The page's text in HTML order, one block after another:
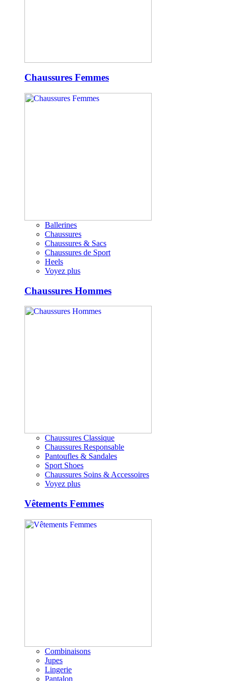
Chaussures Femmes
Ballerines
Chaussures
Chaussures & Sacs
Chaussures de Sport
Heels
Voyez plus
Chaussures Hommes
Chaussures Classique
Chaussures Responsable
Pantoufles & Sandales
Sport Shoes
Chaussures Soins & Accessoires
Voyez plus
Vêtements Femmes
Combinaisons
Jupes
Lingerie
Pantalon